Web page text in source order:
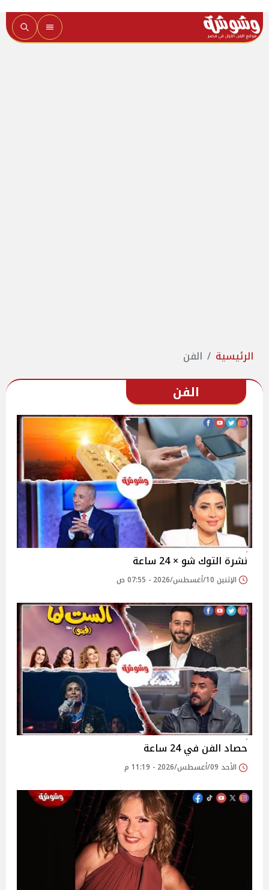
الرئيسية الفن
الفن
نشرة التوك شو × 24 ساعة
الإثنين 10/أغسطس/2026 - 07:55 ص
حصاد الفن في 24 ساعة
الأحد 09/أغسطس/2026 - 11:19 م